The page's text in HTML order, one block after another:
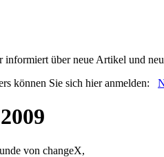
informiert über neue Artikel und
können Sie sich hier anmelden:
von changeX,